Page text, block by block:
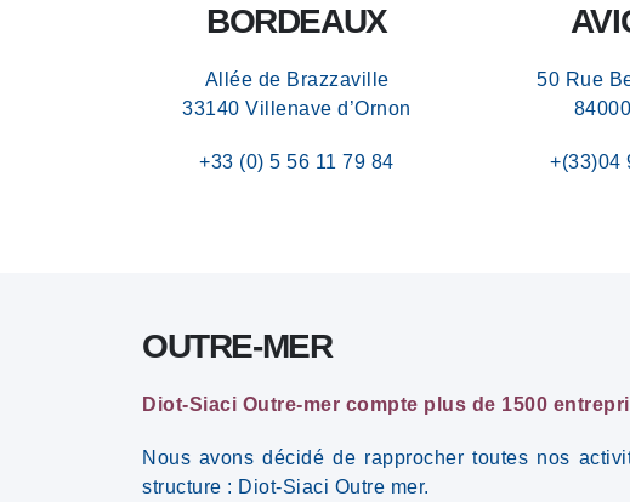
BORDEAUX
Allée de Brazzaville
33140 Villenave d’Ornon
+33 (0) 5 56 11 79 84
50 Rue
+(33)04
OUTRE-MER
Diot-Siaci Outre-mer compte plus de 1500
Nous avons décidé de rapprocher toutes nos
structure : Diot-Siaci Outre mer.